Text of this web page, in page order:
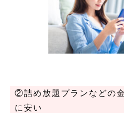
②詰め放題プランなどの
に安い